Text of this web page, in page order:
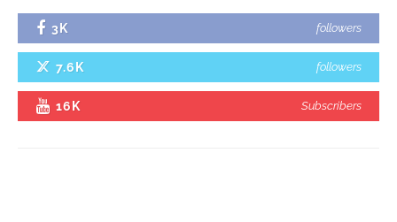
3K followers
7.6K followers
16K Subscribers